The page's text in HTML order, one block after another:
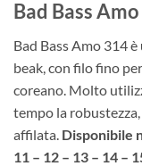
Bad Bass
Bad Bass Amo 314
beak, con filo fino
coreano. Molto
tempo la
affilata. Disponibile
11 – 12 – 13 – 14 –